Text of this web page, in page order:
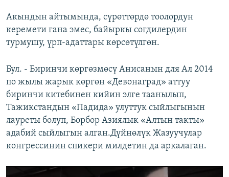
Акындын айтымында, сүрөттөрдө тоолордун
керемети гана эмес, байыркы согдилердин
турмушу, үрп-адаттары көрсөтүлгөн.
Бул. - Биринчи көргөзмөсү Анисанын для Ал 2014
по жылы жарык көргөн «Девонаград» аттуу
биринчи китебинен кийин элге таанылып,
Тажикстандын «Падида» улуттук сыйлыгынын
лауреты болуп, Борбор Азиялык «Алтын такты»
адабий сыйлыгын алган.Дүйнөлүк Жазуучулар
конгрессинин спикери милдетин да аркалаган.